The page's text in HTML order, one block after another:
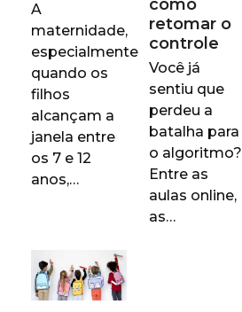
A
maternidade,
especialmente
quando os
filhos
alcançam a
janela entre
os 7 e 12
anos,…
como
retomar o
controle
Você já
sentiu que
perdeu a
batalha para
o algoritmo?
Entre as
aulas online,
as…